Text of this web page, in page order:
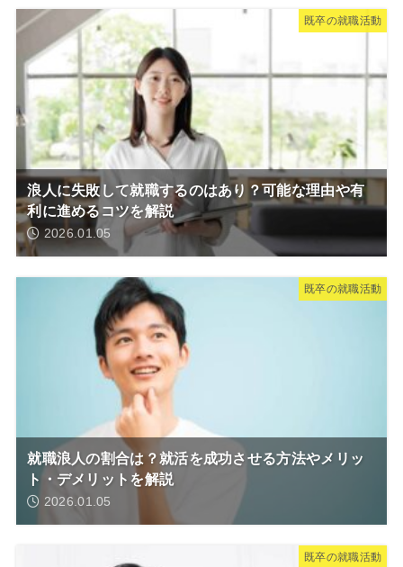
既卒の就職活動
浪人に失敗して就職するのはあり？可能な理由や有
利に進めるコツを解説
2026.01.05
既卒の就職活動
就職浪人の割合は？就活を成功させる方法やメリッ
ト・デメリットを解説
2026.01.05
既卒の就職活動